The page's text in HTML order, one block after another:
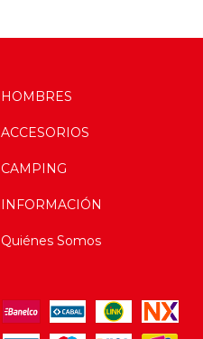
HOMBRES
ACCESORIOS
CAMPING
INFORMACIÓN
Quiénes Somos